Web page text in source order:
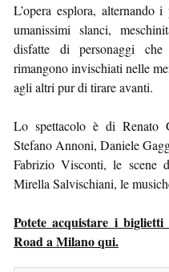
L’opera esplora,
umanissimi slanci,
disfatte di personaggi
rimangono invischiati nelle
agli altri pur di tirare avanti.
Lo spettacolo è di Renato
Stefano Annoni, Daniele
Fabrizio Visconti, le scene
Mirella Salvischiani, le
Potete acquistare i
Road a Milano qui.